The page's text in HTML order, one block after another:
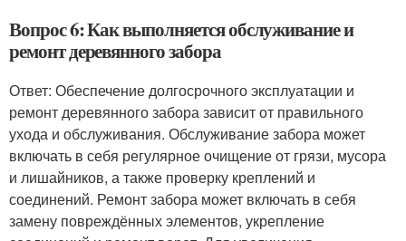
Вопрос 6: Как выполняется обслуживание и
ремонт деревянного забора
Ответ: Обеспечение долгосрочного эксплуатации и
ремонт деревянного забора зависит от правильного
ухода и обслуживания. Обслуживание забора может
включать в себя регулярное очищение от грязи, мусора
и лишайников, а также проверку креплений и
соединений. Ремонт забора может включать в себя
замену повреждённых элементов, укрепление